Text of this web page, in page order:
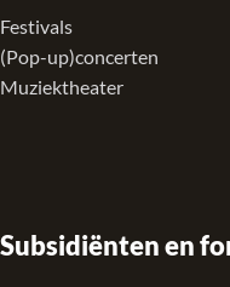
Festivals
(Pop-up)concerten
Muziektheater
Subsidiënten en